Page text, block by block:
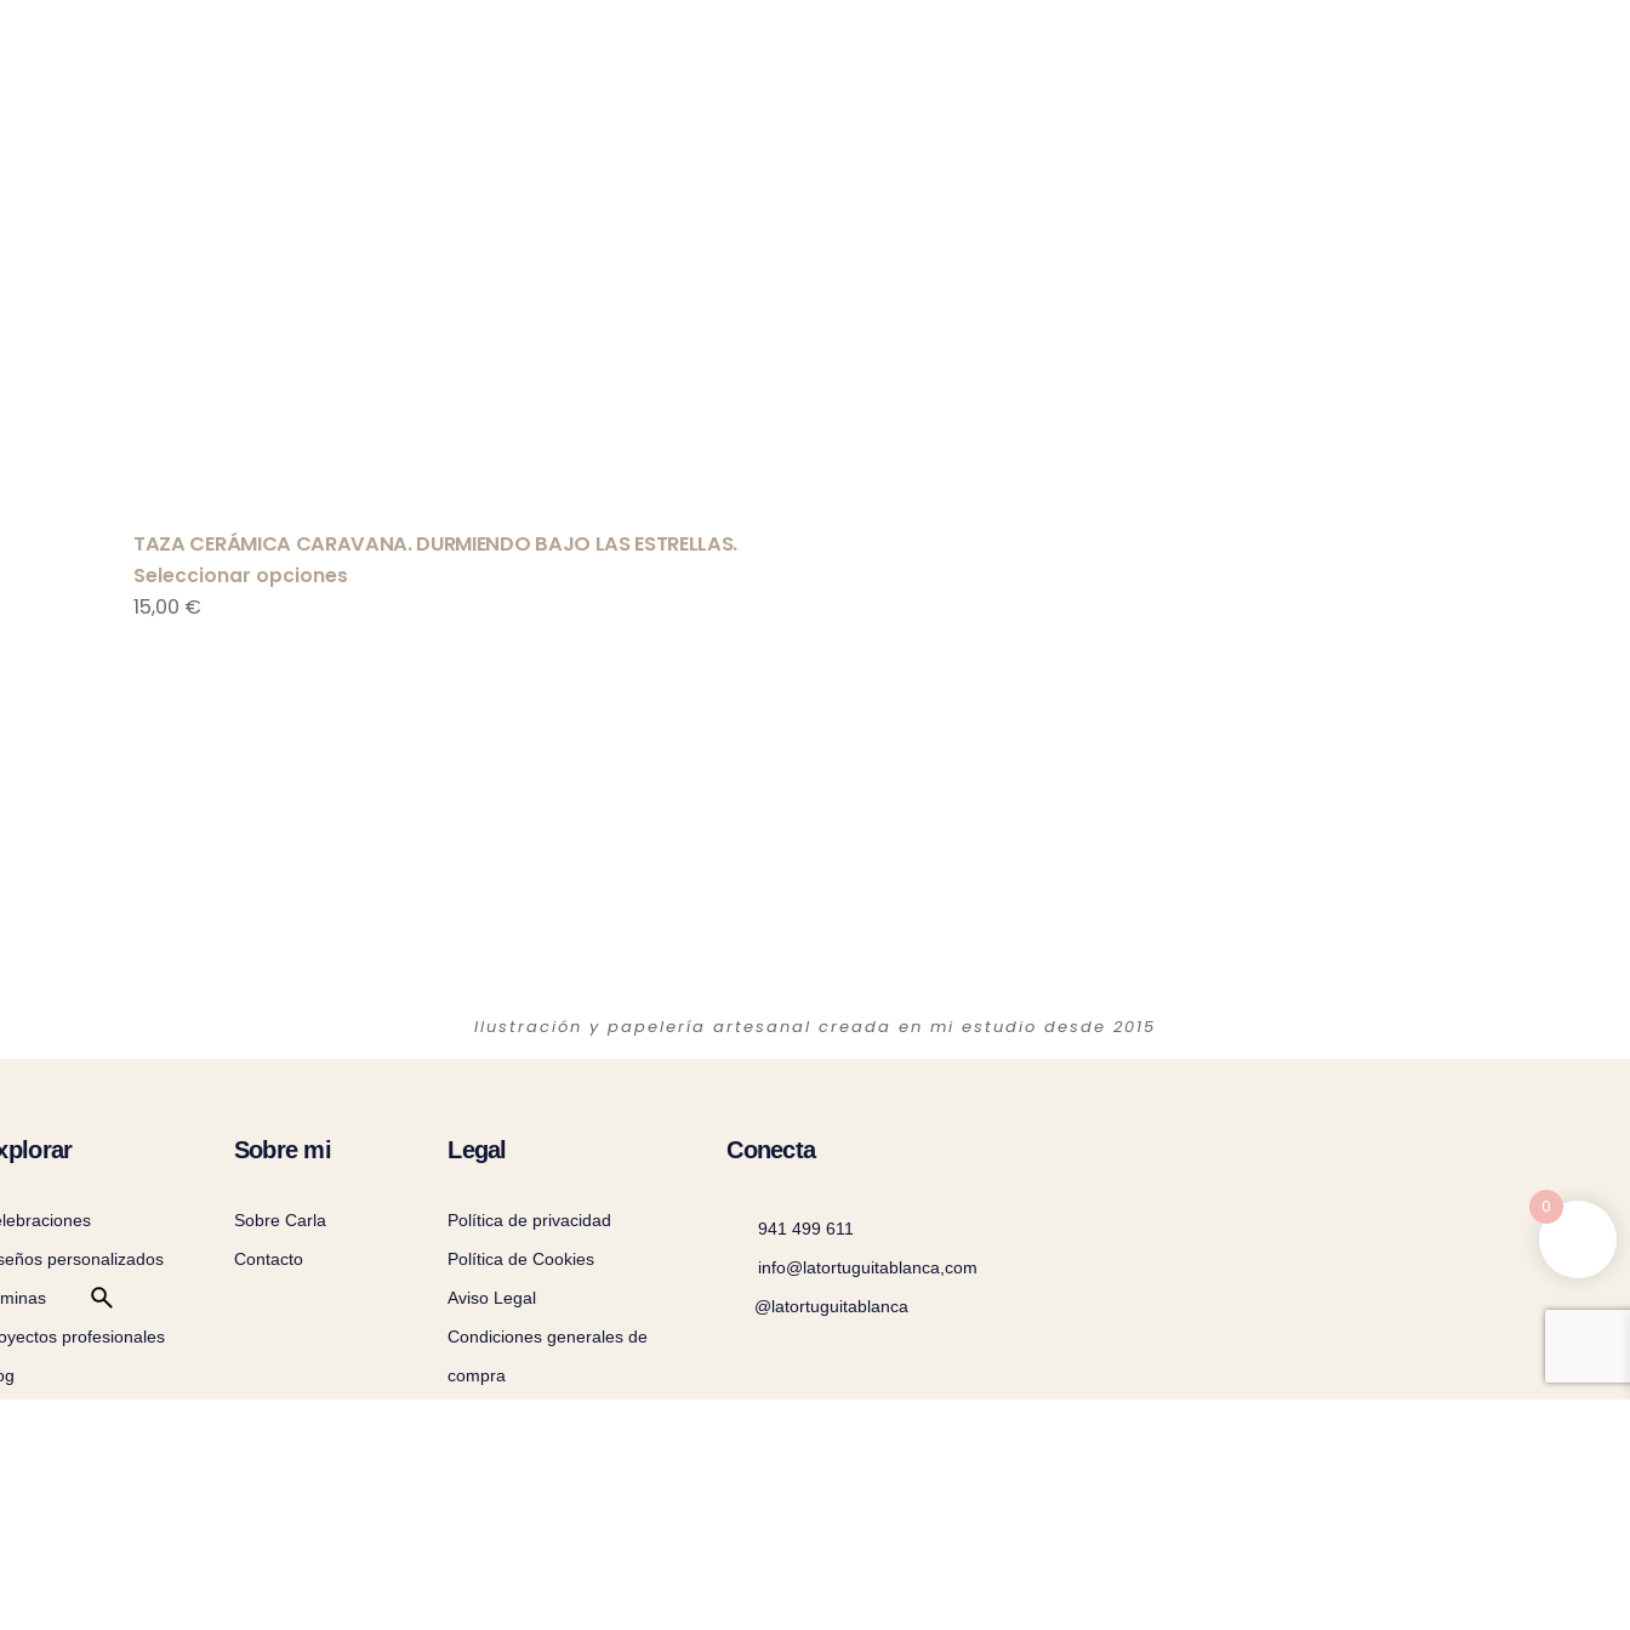
TAZA CERÁMICA CARAVANA. DURMIENDO BAJO LAS ESTRELLAS.
Seleccionar opciones
15,00 €
Ilustración y papelería artesanal creada en mi estudio desde 2015
personalizados
profesionales
Sobre mi
Sobre Carla
Contacto
Legal
Política de privacidad
Política de Cookies
Aviso Legal
Condiciones generales de
compra
Conecta
941 499 611
info@latortuguitablanca,com
@latortuguitablanca
0